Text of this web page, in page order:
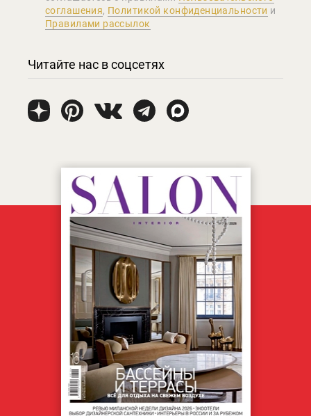
соглашения, Политикой конфиденциальности и
Правилами рассылок
Читайте нас в соцсетях